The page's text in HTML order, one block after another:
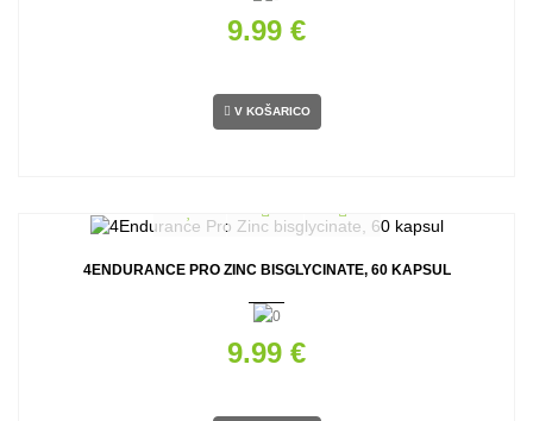
9.99 €
V KOŠARICO
4ENDURANCE PRO ZINC BISGLYCINATE, 60 KAPSUL
9.99 €